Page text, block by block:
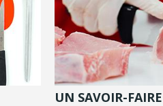
UN SAVOIR-